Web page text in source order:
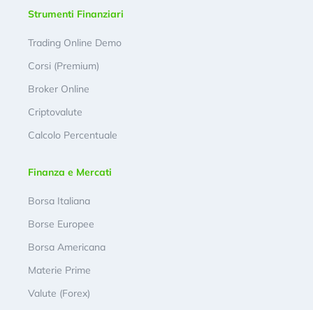
Strumenti Finanziari
Trading Online Demo
Corsi (Premium)
Broker Online
Criptovalute
Calcolo Percentuale
Finanza e Mercati
Borsa Italiana
Borse Europee
Borsa Americana
Materie Prime
Valute (Forex)